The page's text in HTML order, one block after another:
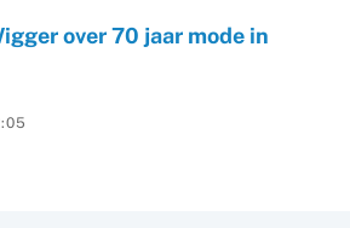
over 70 jaar mode in